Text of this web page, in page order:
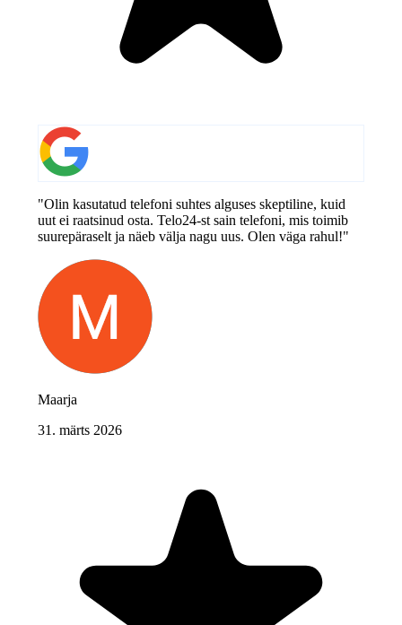
"Olin kasutatud telefoni suhtes alguses skeptiline, kuid
uut ei raatsinud osta. Telo24-st sain telefoni, mis toimib
suurepäraselt ja näeb välja nagu uus. Olen väga rahul!"
Maarja
31. märts 2026